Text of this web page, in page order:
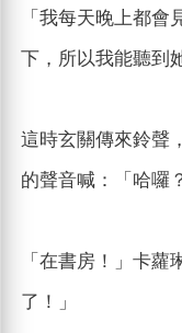
「我每天晚上都
下，所以我能聽到
這時玄關傳來鈴聲
的聲音喊：「哈囉
「在書房！」卡
了！」